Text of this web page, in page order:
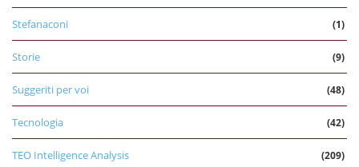
Stefanaconi (1)
Storie (9)
Suggeriti per voi (48)
Tecnologia (42)
TEO Intelligence Analysis (209)